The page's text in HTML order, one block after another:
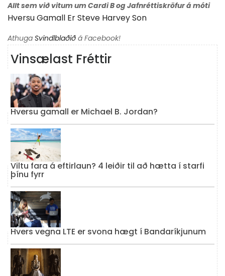
Allt sem við vitum um Cardi B og Jafnréttiskröfur á móti
Hversu Gamall Er Steve Harvey Son
Athuga Svindlblaðið á Facebook!
Vinsælast Fréttir
Hversu gamall er Michael B. Jordan?
Viltu fara á eftirlaun? 4 leiðir til að hætta í starfi
þínu fyrr
Hvers vegna LTE er svona hægt í Bandaríkjunum